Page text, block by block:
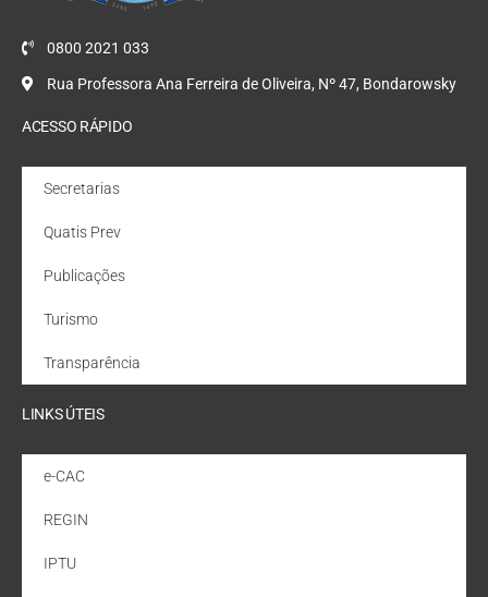
0800 2021 033
Rua Professora Ana Ferreira de Oliveira, Nº 47, Bondarowsky
ACESSO RÁPIDO
Secretarias
Quatis Prev
Publicações
Turismo
Transparência
LINKS ÚTEIS
e-CAC
REGIN
IPTU